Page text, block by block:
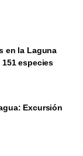
en la Laguna
especies
Excursión